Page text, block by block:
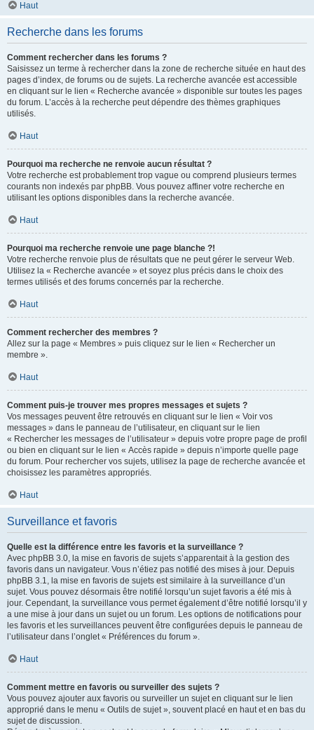
Haut
Recherche dans les forums
Comment rechercher dans les forums ?
Saisissez un terme à rechercher dans la zone de recherche située en haut des
pages d’index, de forums ou de sujets. La recherche avancée est accessible
en cliquant sur le lien « Recherche avancée » disponible sur toutes les pages
du forum. L’accès à la recherche peut dépendre des thèmes graphiques
utilisés.
Haut
Pourquoi ma recherche ne renvoie aucun résultat ?
Votre recherche est probablement trop vague ou comprend plusieurs termes
courants non indexés par phpBB. Vous pouvez affiner votre recherche en
utilisant les options disponibles dans la recherche avancée.
Haut
Pourquoi ma recherche renvoie une page blanche ?!
Votre recherche renvoie plus de résultats que ne peut gérer le serveur Web.
Utilisez la « Recherche avancée » et soyez plus précis dans le choix des
termes utilisés et des forums concernés par la recherche.
Haut
Comment rechercher des membres ?
Allez sur la page « Membres » puis cliquez sur le lien « Rechercher un
membre ».
Haut
Comment puis-je trouver mes propres messages et sujets ?
Vos messages peuvent être retrouvés en cliquant sur le lien « Voir vos
messages » dans le panneau de l’utilisateur, en cliquant sur le lien
« Rechercher les messages de l’utilisateur » depuis votre propre page de profil
ou bien en cliquant sur le lien « Accès rapide » depuis n’importe quelle page
du forum. Pour rechercher vos sujets, utilisez la page de recherche avancée et
choisissez les paramètres appropriés.
Haut
Surveillance et favoris
Quelle est la différence entre les favoris et la surveillance ?
Avec phpBB 3.0, la mise en favoris de sujets s’apparentait à la gestion des
favoris dans un navigateur. Vous n’étiez pas notifié des mises à jour. Depuis
phpBB 3.1, la mise en favoris de sujets est similaire à la surveillance d’un
sujet. Vous pouvez désormais être notifié lorsqu’un sujet favoris a été mis à
jour. Cependant, la surveillance vous permet également d’être notifié lorsqu’il y
a une mise à jour dans un sujet ou un forum. Les options de notifications pour
les favoris et les surveillances peuvent être configurées depuis le panneau de
l’utilisateur dans l’onglet « Préférences du forum ».
Haut
Comment mettre en favoris ou surveiller des sujets ?
Vous pouvez ajouter aux favoris ou surveiller un sujet en cliquant sur le lien
approprié dans le menu « Outils de sujet », souvent placé en haut et en bas du
sujet de discussion.